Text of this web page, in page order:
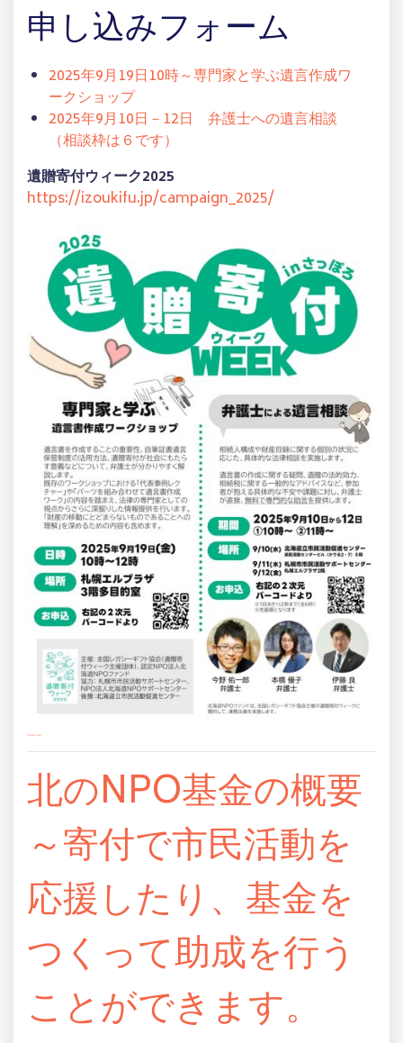
申し込みフォーム
2025年9月19日10時～専門家と学ぶ遺言作成ワ
ークショップ
2025年9月10日－12日 弁護士への遺言相談
（相談枠は６です）
遺贈寄付ウィーク2025
https://izoukifu.jp/campaign_2025/
寄付募集中の基金
北のNPO基金の概要
～寄付で市民活動を
応援したり、基金を
つくって助成を行う
ことができます。